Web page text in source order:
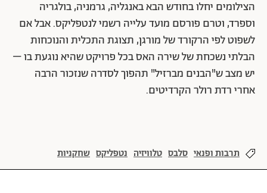
הצילומים יחלו בחודש הבא באנגליה, גרמניה, בולגריה
וספרד, וטרם פורסם מועד עלייה רשמי לנטפליקס. אבל אם
לשפוט לפי הרקורד של מורגן, תצוגת התכלית והנוכחות
הבלתי נשכחת של שירה האס בכל פרויקט שהיא נוגעת בו –
יש מצב ש"הבנים מברזיל" תהפוך לסדרה שנזכור הרבה
אחרי רדת רולר הקרדיטים.
תרבות ופנאי סלבס טלוויזיה נטפליקס שחקניות
שירה האס